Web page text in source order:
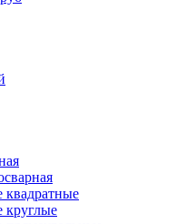
квадратные
круглые